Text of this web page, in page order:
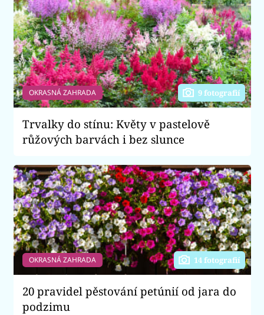
OKRASNÁ ZAHRADA 9 fotografií
Trvalky do stínu: Květy v pastelově
růžových barvách i bez slunce
OKRASNÁ ZAHRADA 14 fotografií
20 pravidel pěstování petúnií od jara do
podzimu